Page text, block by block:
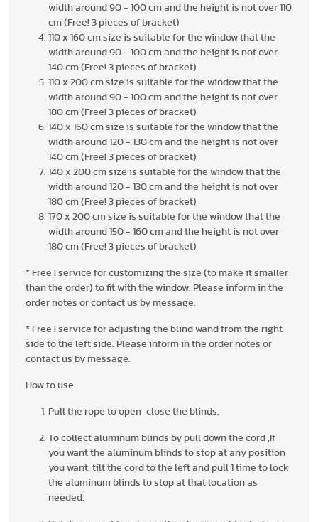
width around 90 - 100 cm and the height is not over 110
cm (Free! 3 pieces of bracket)
110 x 160 cm size is suitable for the window that the
width around 90 - 100 cm and the height is not over
140 cm (Free! 3 pieces of bracket)
110 x 200 cm size is suitable for the window that the
width around 90 - 100 cm and the height is not over
180 cm (Free! 3 pieces of bracket)
140 x 160 cm size is suitable for the window that the
width around 120 - 130 cm and the height is not over
140 cm (Free! 3 pieces of bracket)
140 x 200 cm size is suitable for the window that the
width around 120 - 130 cm and the height is not over
180 cm (Free! 3 pieces of bracket)
170 x 200 cm size is suitable for the window that the
width around 150 - 160 cm and the height is not over
180 cm (Free! 3 pieces of bracket)
* Free ! service for customizing the size (to make it smaller
than the order) to fit with the window. Please inform in the
order notes or contact us by message.
* Free ! service for adjusting the blind wand from the right
side to the left side. Please inform in the order notes or
contact us by message.
How to use
Pull the rope to open-close the blinds.
To collect aluminum blinds by pull down the cord ,If
you want the aluminum blinds to stop at any position
you want, tilt the cord to the left and pull 1 time to lock
the aluminum blinds to stop at that location as
needed.